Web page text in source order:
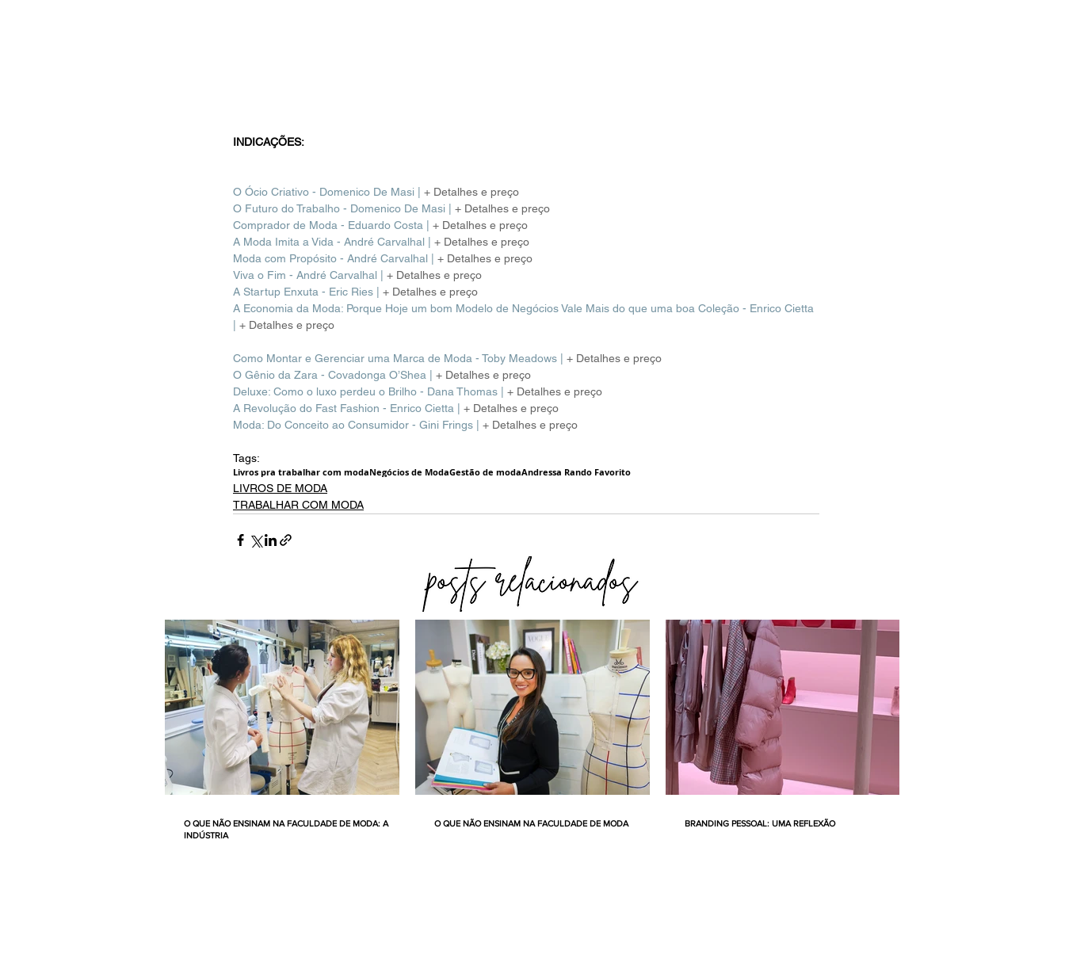
INDICAÇÕES:
O Ócio Criativo - Domenico De Masi | + Detalhes e preço
O Futuro do Trabalho - Domenico De Masi
+ Detalhes e preço
Comprador de Moda - Eduardo Costa
+ Detalhes e preço
A Moda Imita a Vida - André Carvalhal
+ Detalhes e preço
Moda com Propósito - André Carvalhal
+ Detalhes e preço
Viva o Fim - André Carvalhal
+ Detalhes e preço
A Startup Enxuta - Eric Ries
+ Detalhes e preço
A Economia da Moda: Porque Hoje um bom Modelo de Negócios Vale Mais do que uma boa Coleção - Enrico Cietta
+ Detalhes e preço
Como Montar e Gerenciar uma Marca de Moda - Toby Meadows
+ Detalhes e preço
O Gênio da Zara - Covadonga O’Shea
+ Detalhes e preço
Deluxe: Como o luxo perdeu o Brilho - Dana Thomas
+ Detalhes e preço
A Revolução do Fast Fashion - Enrico Cietta
+ Detalhes e preço
Moda: Do Conceito ao Consumidor - Gini Frings
+ Detalhes e preço
Tags:
Livros pra trabalhar com modaNegócios de ModaGestão de modaAndressa Rando Favorito
LIVROS DE MODA
TRABALHAR COM MODA
O QUE NÃO ENSINAM NA FACULDADE DE MODA: A
INDÚSTRIA
O QUE NÃO ENSINAM NA FACULDADE DE MODA BRANDING PESSOAL: UMA REFLEXÃO